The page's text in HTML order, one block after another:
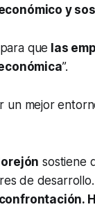
y
que las
”.
un mejor
sostiene
de desarrollo.